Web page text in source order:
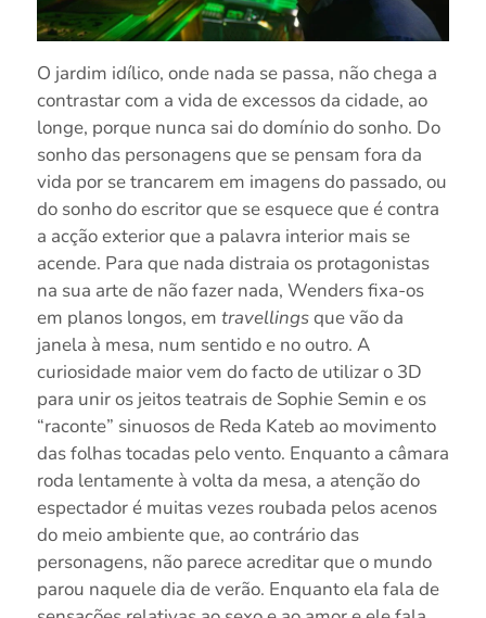
O jardim idílico, onde nada se passa, não chega a
contrastar com a vida de excessos da cidade, ao
longe, porque nunca sai do domínio do sonho. Do
sonho das personagens que se pensam fora da
vida por se trancarem em imagens do passado, ou
do sonho do escritor que se esquece que é contra
a acção exterior que a palavra interior mais se
acende. Para que nada distraia os protagonistas
na sua arte de não fazer nada, Wenders fixa-os
em planos longos, em travellingsque vão da
janela à mesa, num sentido e no outro. A
curiosidade maior vem do facto de utilizar o 3D
para unir os jeitos teatrais de Sophie Semin e os
“raconte” sinuosos de Reda Kateb ao movimento
das folhas tocadas pelo vento. Enquanto a câmara
roda lentamente à volta da mesa, a atenção do
espectador é muitas vezes roubada pelos acenos
do meio ambienteque, ao contrário das
personagens, não parece acreditar que o mundo
parou naquele dia de verão. Enquanto ela fala de